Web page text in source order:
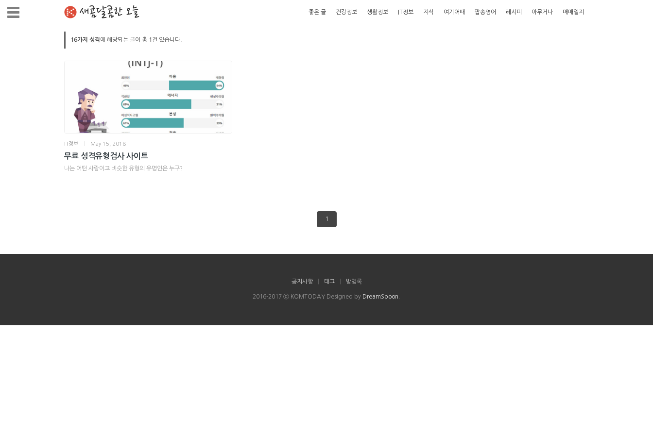
새콤달콤한 오늘 좋은 글 건강정보 생활정보 IT정보 지식 여기어때 팝송영어 레시피 아무거나 매매일지
16가지 성격에 해당되는 글이 총 1 건 있습니다.
IT정보 May 15, 2018
무료 성격유형검사 사이트
나는 어떤 사람이고 비슷한 유형의 유명인은 누구?
1
공지사항 태그 방명록
2016-2017 ⓒ KOMTODAY Designed by DreamSpoon